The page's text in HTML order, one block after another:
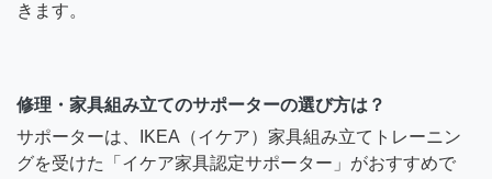
きます。
修理・家具組み立てのサポーターの選び方は？
サポーターは、IKEA（イケア）家具組み立てトレーニン
グを受けた「イケア家具認定サポーター」がおすすめで